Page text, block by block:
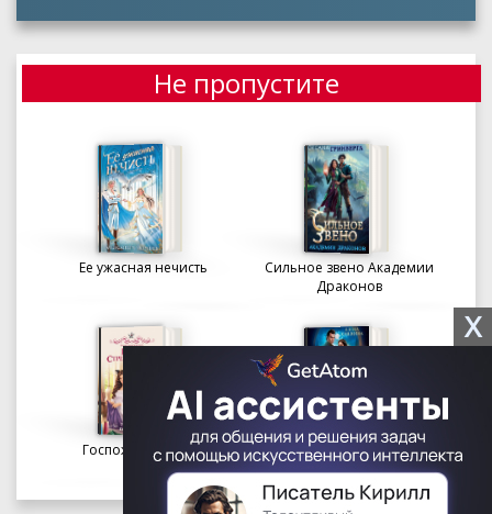
Не пропустите
Ее ужасная нечисть
Сильное звено Академии
Драконов
Госпожа портниха
Осколки вечности в
Академии Судьбы
X